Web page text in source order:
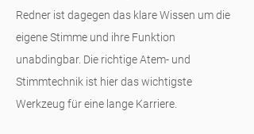
Redner ist dagegen das klare Wissen um die
eigene Stimme und ihre Funktion
unabdingbar. Die richtige Atem- und
Stimmtechnik ist hier das wichtigste
Werkzeug für eine lange Karriere.